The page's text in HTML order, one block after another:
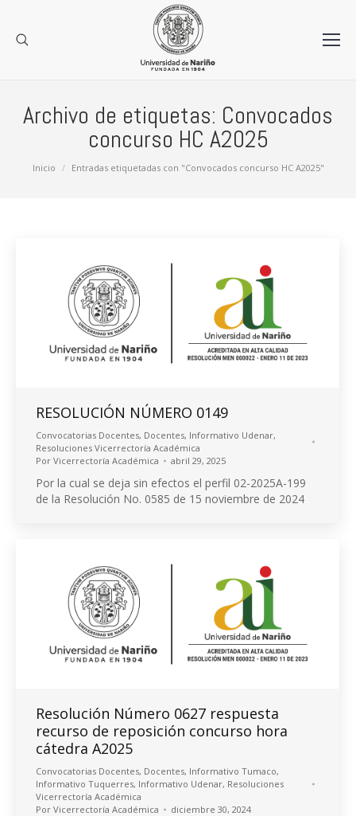
Archivo de etiquetas: Convocados
concurso HC A2025
Estás aquí:
Inicio Entradas etiquetadas con "Convocados concurso HC A2025"
RESOLUCIÓN NÚMERO 0149
Convocatorias Docentes, Docentes, Informativo Udenar,
Resoluciones Vicerrectoría Académica
Por Vicerrectoría Académica abril 29, 2025
Por la cual se deja sin efectos el perfil 02-2025A-199
de la Resolución No. 0585 de 15 noviembre de 2024
Resolución Número 0627 respuesta
recurso de reposición concurso hora
cátedra A2025
Convocatorias Docentes, Docentes, Informativo Tumaco,
Informativo Tuquerres, Informativo Udenar, Resoluciones
Vicerrectoría Académica
Por Vicerrectoría Académica diciembre 30, 2024